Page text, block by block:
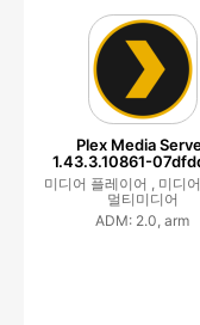
Plex Media
1.43.3.10861-
미디어 플레이어 , 미디어
멀티미디어
ADM: 2.0, arm